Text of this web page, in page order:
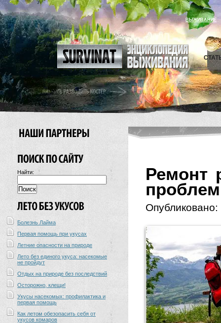
ВЫЖИВАНИЕ
Найти:
Болезнь Лайма
Первая помощь при укусах
Летние опасности на природе
Лето без единого укуса: насекомые
не пройдут
Отдых на природе без последствий
Осторожно, клещи!
Укусы насекомых: профилактика и
первая помощь
Как летом обезопасить себя от
укусов комаров
Ремонт
Опубликовано: